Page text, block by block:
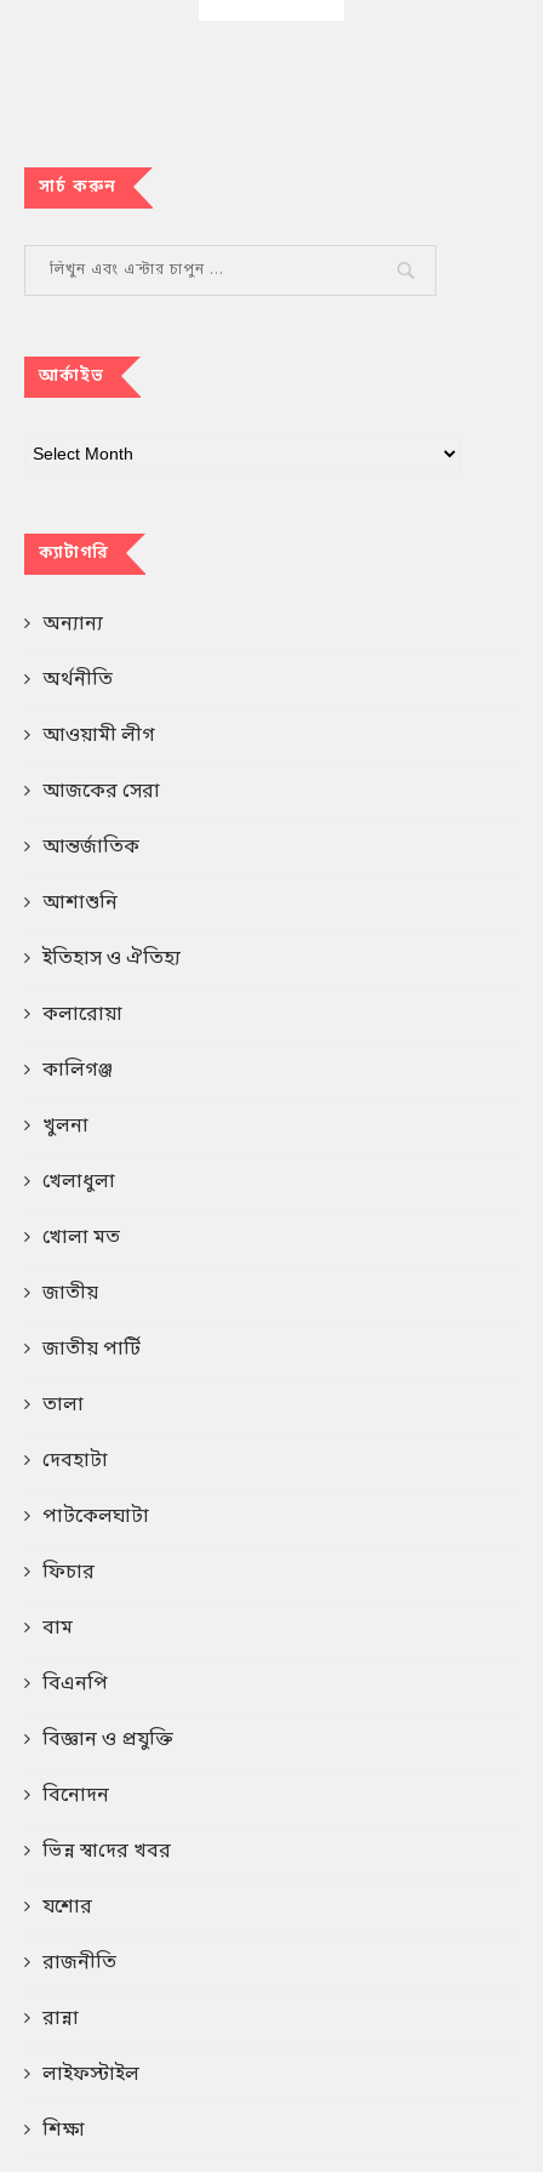
সার্চ করুন
আর্কাইভ
ক্যাটাগরি
অন্যান্য
অর্থনীতি
আওয়ামী লীগ
আজকের সেরা
আন্তর্জাতিক
আশাশুনি
ইতিহাস ও ঐতিহ্য
কলারোয়া
কালিগঞ্জ
খুলনা
খেলাধুলা
খোলা মত
জাতীয়
জাতীয় পার্টি
তালা
দেবহাটা
পাটকেলঘাটা
ফিচার
বাম
বিএনপি
বিজ্ঞান ও প্রযুক্তি
বিনোদন
ভিন্ন স্বা‌দের খবর
যশোর
রাজনীতি
রান্না
লাইফস্টাইল
শিক্ষা